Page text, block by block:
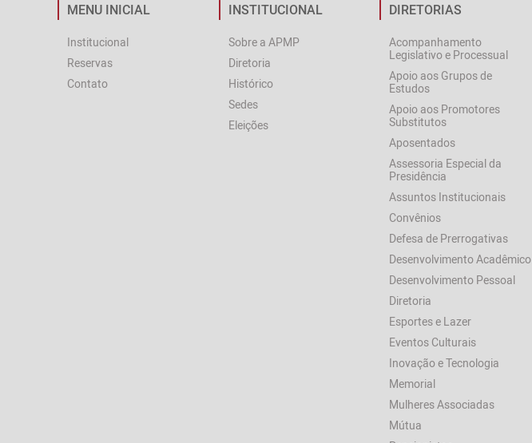
MENU INICIAL
Institucional
Reservas
Contato
INSTITUCIONAL
Sobre a APMP
Diretoria
Histórico
Sedes
Eleições
DIRETORIAS
Acompanhamento
Legislativo e Processual
Apoio aos Grupos de
Estudos
Apoio aos Promotores
Substitutos
Aposentados
Assessoria Especial da
Presidência
Assuntos Institucionais
Convênios
Defesa de Prerrogativas
Desenvolvimento Acadêmico
Desenvolvimento Pessoal
Diretoria
Esportes e Lazer
Eventos Culturais
Inovação e Tecnologia
Memorial
Mulheres Associadas
Mútua